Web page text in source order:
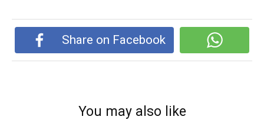
Share on Facebook
You may also like